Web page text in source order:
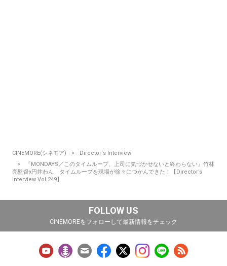
CINEMORE(シネモア)
Director‘s Interview
『MONDAYS／このタイムループ、上司に気づかせないと終わらない』竹林
亮監督x円井わん タイムループを現場が徐々につかんできた！【Director’s
Interview Vol.249】
FOLLOW US
CINEMOREをフォローして最新情報をチェック